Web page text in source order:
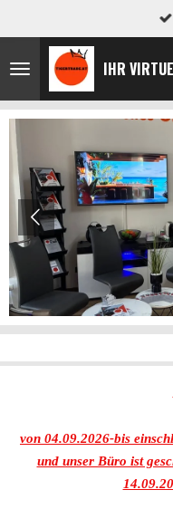
Hauptinhalt
springen
von 04.09.2026-bis
und unser Büro ist